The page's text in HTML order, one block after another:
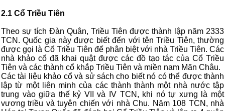
2.1 Cổ Triều Tiên
Theo sự tích Đàn Quân, Triều Tiên được thành lập năm 2333
TCN. Quốc gia này được biết đến với tên Triều Tiên, thường
được gọi là Cổ Triều Tiên để phân biệt với nhà Triều Tiên. Các
nhà khảo cổ đã khai quật được các đồ tạo tác của Cổ Triều
Tiên và các thành cổ khắp Triều Tiên và miền nam Mãn Châu.
Các tài liệu khảo cổ và sử sách cho biết nó có thể được thành
lập từ một liên minh của các thành thành một nhà nước tập
trung vào giữa thế kỷ VII và IV TCN, khi nó tự xưng là một
vương triều và tuyên chiến với nhà Chu. Năm 108 TCN, nhà